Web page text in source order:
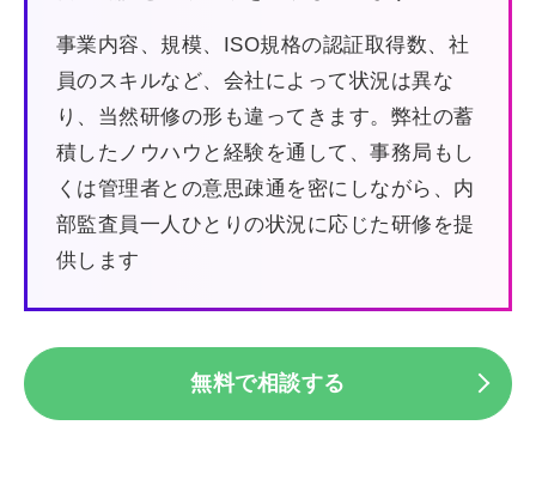
事業内容、規模、ISO規格の認証取得数、社
員のスキルなど、会社によって状況は異な
り、当然研修の形も違ってきます。弊社の蓄
積したノウハウと経験を通して、事務局もし
くは管理者との意思疎通を密にしながら、内
部監査員一人ひとりの状況に応じた研修を提
供します
無料で相談する